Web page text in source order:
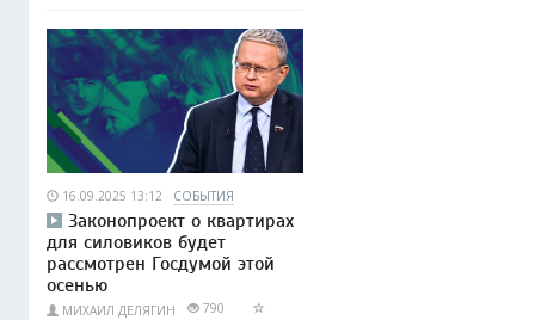
16.09.2025 13:12 СОБЫТИЯ
Законопроект о квартирах
для силовиков будет
рассмотрен Госдумой этой
осенью
МИХАИЛ ДЕЛЯГИН 790